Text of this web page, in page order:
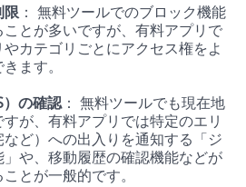
限 ： 無料ツールでのブロック機能
とが多いですが、有料アプリで
カテゴリごとにアクセス権をよ
ます。
）の確認： 無料ツールでも現在地
が、有料アプリでは特定のエリ
ど）への出入りを通知する「ジ
や、移動履歴の確認機能などが
とが一般的です。